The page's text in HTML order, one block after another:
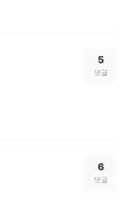
5
댓글
6
댓글